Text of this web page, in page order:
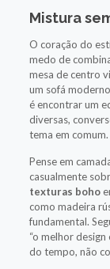
Mistura
O coração do
medo de
mesa de centro
um sofá
é encontrar um
diversas,
tema em comum.
Pense em
casualmente
texturas boho
como madeira
fundamental.
“o melhor
do tempo, não